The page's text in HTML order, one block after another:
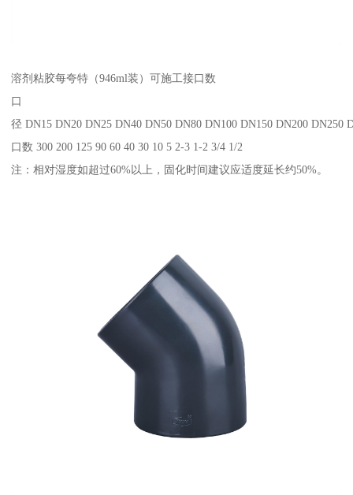
溶剂粘胶每夸特（946ml装）可施工接口数
口
径 DN15 DN20 DN25 DN40 DN50 DN80 DN100 DN150 DN200 DN250
口数 300 200 125 90 60 40 30 10 5 2-3 1-2 3/4 1/2
注：相对湿度如超过60%以上，固化时间建议应适度延长约50%。